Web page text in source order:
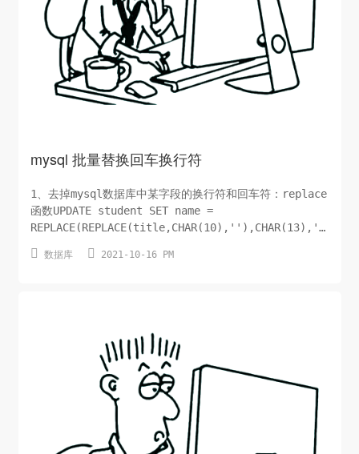
mysql 批量替换回车换行符
1、去掉mysql数据库中某字段的换行符和回车符：replace
函数UPDATE student SET name =
REPLACE(REPLACE(title,CHAR(10),''),CHAR(13),'')
CHAR(10)替换成空串，可理解为删除换行符
 数据库  2021-10-16 PM